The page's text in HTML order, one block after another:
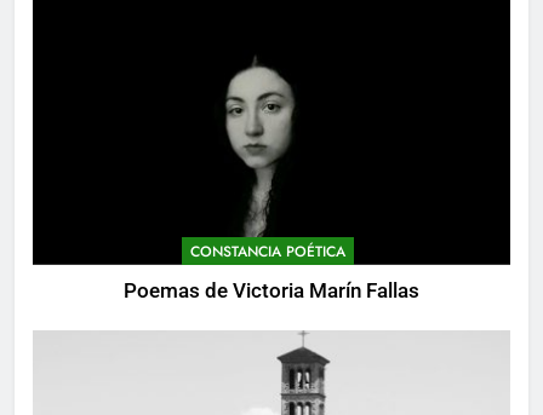
CONSTANCIA POÉTICA
Poemas de Victoria Marín Fallas